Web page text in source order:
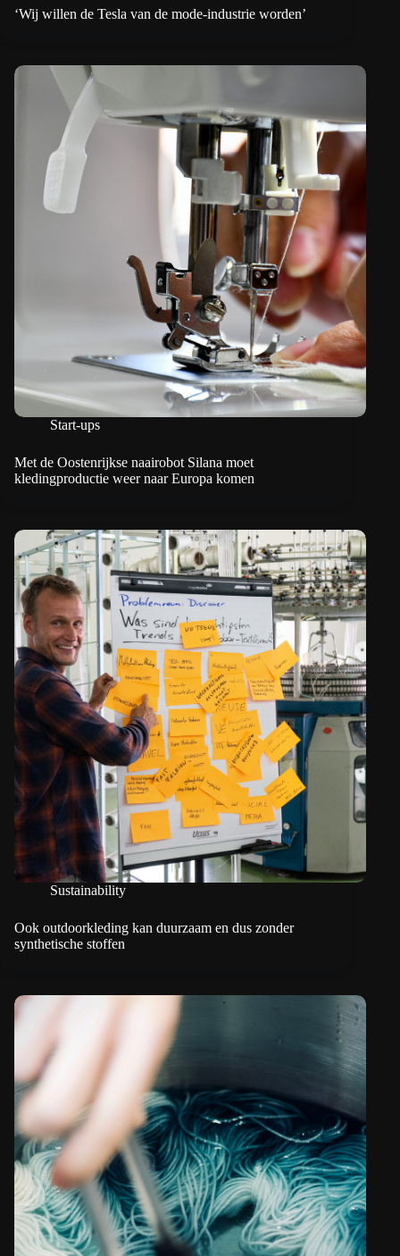
‘Wij willen de Tesla van de mode-industrie worden’
Start-ups
Met de Oostenrijkse naairobot Silana moet
kledingproductie weer naar Europa komen
Sustainability
Ook outdoorkleding kan duurzaam en dus zonder
synthetische stoffen